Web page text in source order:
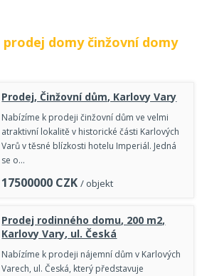
prodej domy činžovní domy
Prodej, Činžovní dům, Karlovy Vary
Nabízíme k prodeji činžovní dům ve velmi
atraktivní lokalitě v historické části Karlových
Varů v těsné blízkosti hotelu Imperiál. Jedná
se o…
17500000 CZK / objekt
Prodej rodinného domu, 200 m2,
Karlovy Vary, ul. Česká
Nabízíme k prodeji nájemní dům v Karlových
Varech, ul. Česká, který představuje